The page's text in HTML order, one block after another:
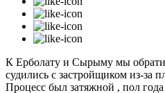
К Ерболату и Сырыму мы
судились с застройщиком из-за
Процесс был затяжной , пол